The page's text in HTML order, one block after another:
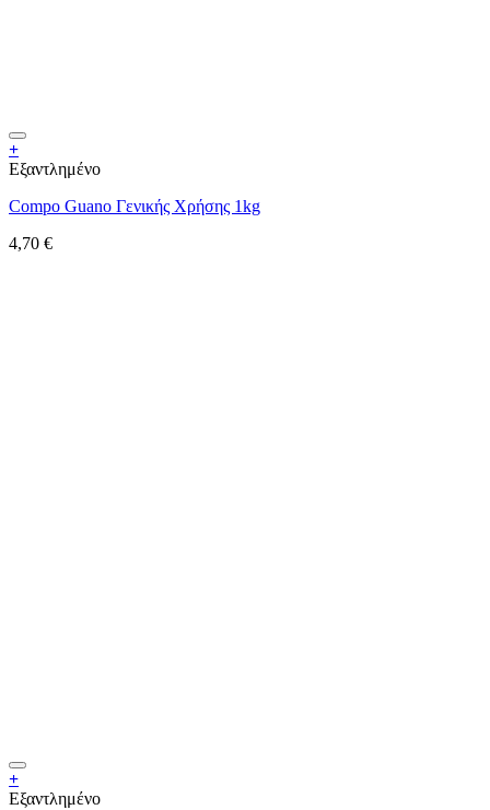
+
Εξαντλημένο
Compo Guano Γενικής Χρήσης 1kg
4,70 €
+
Εξαντλημένο